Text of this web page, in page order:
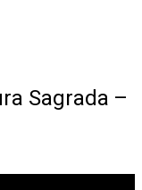
Sagrada –